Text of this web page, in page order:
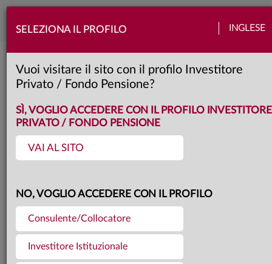
SELEZIONA IL PROFILO INGLESE
Vuoi visitare il sito con il profilo Investitore
Privato / Fondo Pensione?
SÌ, VOGLIO ACCEDERE CON IL PROFILO INVESTITORE
PRIVATO / FONDO PENSIONE
VAI AL SITO
NO, VOGLIO ACCEDERE CON IL PROFILO
Consulente/Collocatore
Investitore Istituzionale
IL FONDO ANIMA STAR
HIGH POTENTIAL EUROPE
FUND AWARDS 2026
La strategia di Lars Schickentanz si è